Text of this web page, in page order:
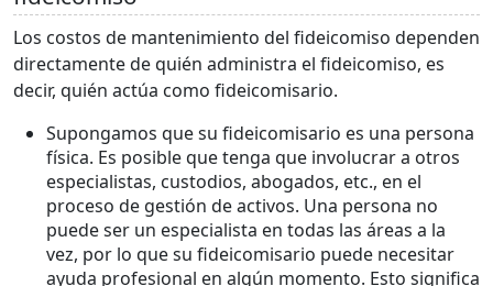
Los costos de mantenimiento del fideicomiso dependen
directamente de quién administra el fideicomiso, es
decir, quién actúa como fideicomisario.
Supongamos que su fideicomisario es una persona
física. Es posible que tenga que involucrar a otros
especialistas, custodios, abogados, etc., en el
proceso de gestión de activos. Una persona no
puede ser un especialista en todas las áreas a la
vez, por lo que su fideicomisario puede necesitar
ayuda profesional en algún momento. Esto significa